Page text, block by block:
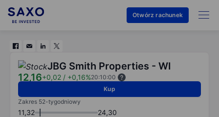
Otwórz rachunek
JBG Smith Properties - WI
12,16+0,02 / +0,16%20:10:00
Kup
Zakres 52-tygodniowy
11,32 24,30